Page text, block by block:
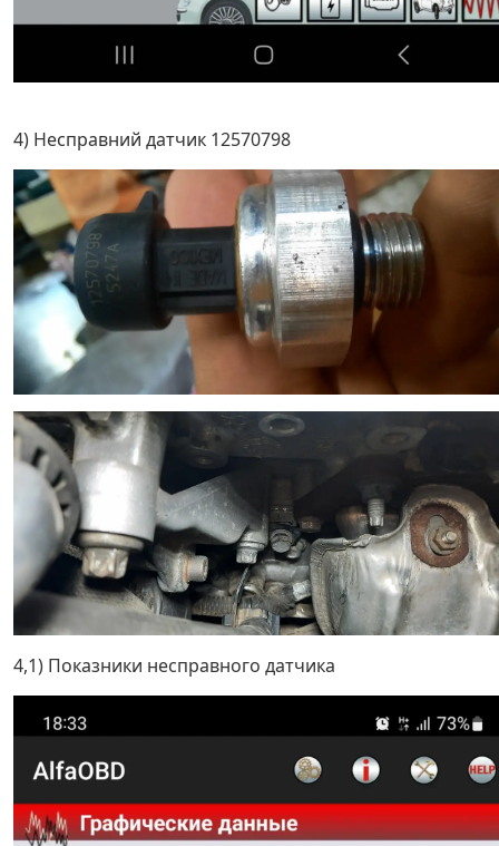
4) Несправний датчик 12570798
4,1) Показники несправного датчика